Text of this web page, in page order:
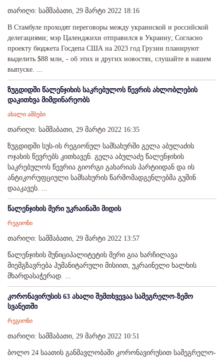
თარიღი: სამშაბათი, 29 მარტი 2022 18:16
В Стамбуле проходят переговоры между украинской и российской
делегациями; мэр Цаленджихи отправился в Украину; Согласно
проекту бюджета Госдепа США на 2023 год Грузии планируют
выделить $88 млн, - об этих и других новостях, слушайте в нашем
выпуске. ...
ზუგდიდში წალენჯიხის საკრებულოს წევრის ახლობლების
დაკითხვა მიმდინარეობს
ახალი ამბები
თარიღი: სამშაბათი, 29 მარტი 2022 16:35
ზუგდიდში სუს-ის რეგიონულ სამსახურში გელა აბულაძის
ოჯახის წევრებს კითხავენ. გელა აბულაძე წალენჯიხის
საკრებულოს წევრია გიორგი გახარიას პარტიიდან და ის
ანტიკორუფციული სამსახურის წარმომადგენლებმა გუშინ
დააკავეს. ...
წალენჯიხის მერი უკრაინაში მიდის
რეგიონი
თარიღი: სამშაბათი, 29 მარტი 2022 13:57
წალენჯიხის მუნიციპალიტეტის მერი გია ხარჩილავა
მიემგზავრება ჰუმანიტარული მისიით, უკრაინელი ხალხის
მხარდასაჭერად. ...
კორონავირუსის 63 ახალი შემთხვევაა სამეგრელო-ზემო
სვანეთში
რეგიონი
თარიღი: სამშაბათი, 29 მარტი 2022 10:51
ბოლო 24 საათის განმავლობაში კორონავირუსით სამეგრელო-